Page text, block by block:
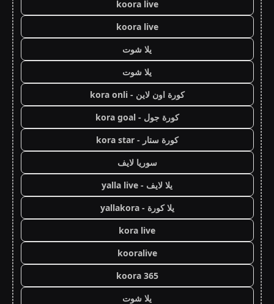
koora live
koora live
يلا شوت
يلا شوت
كورة اون لاين - kora onli
كورة جول - kora goal
كورة ستار - kora star
سوريا لايف
يلا لايف - yalla live
يلا كورة - yallakora
kora live
kooralive
koora 365
يلا شوت